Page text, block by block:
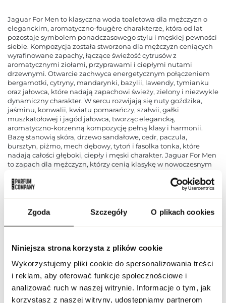
Zgoda Szczegóły O plikach cookies
Niniejsza strona korzysta z plików cookie
Wykorzystujemy pliki cookie do spersonalizowania treści
i reklam, aby oferować funkcje społecznościowe i
analizować ruch w naszej witrynie. Informacje o tym, jak
korzystasz z naszej witryny, udostępniamy partnerom
Jaguar For Men to klasyczna woda toaletowa dla mężczyzn o
eleganckim, aromatyczno-fougère charakterze, która od lat
pozostaje symbolem ponadczasowego stylu i męskiej pewności
siebie. Kompozycja została stworzona dla mężczyzn ceniących
wyrafinowane zapachy, łączące świeżość cytrusów z
aromatycznymi ziołami, przyprawami i ciepłymi nutami
drzewnymi. Otwarcie zachwyca energetycznym połączeniem
bergamotki, cytryny, mandarynki, bazylii, lawendy, tymianku
oraz jałowca, które nadają zapachowi świeży, zielony i niezwykle
dynamiczny charakter. W sercu rozwijają się nuty goździka,
jaśminu, konwalii, kwiatu pomarańczy, szałwii, gałki
muszkatołowej i jagód jałowca, tworząc elegancką,
aromatyczno-korzenną kompozycję pełną klasy i harmonii.
Bazę stanowią skóra, drzewo sandałowe, cedr, paczula,
bursztyn, piżmo, mech dębowy, tytoń i fasolka tonka, które
nadają całości głęboki, ciepły i męski charakter. Jaguar For Men
to zapach dla mężczyzn, którzy cenią klasykę w nowoczesnym
zarówno na co dzień, jak i podczas bardziej formalnych okazji,
podkreślając indywidualny styl i pewność siebie. Nuty
bazylia, lawenda, tymianek, jałowiec; nuty serca – goździk,
jaśmin, konwalia, kwiat pomarańczy, szałwia, gałka
muszkatołowa, jagody jałowca; nuty bazy – skóra, drzewo
fasolka tonka.
PARAMETRY